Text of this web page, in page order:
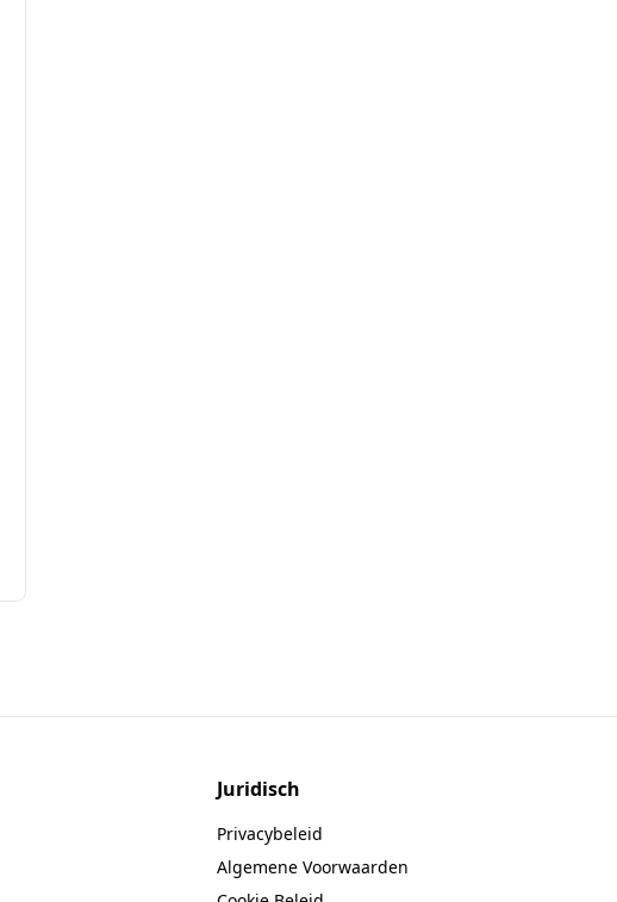
Juridisch
Privacybeleid
Algemene Voorwaarden